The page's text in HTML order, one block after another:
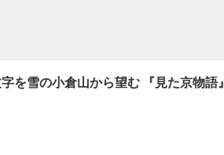
を雪の小倉山から望む 『見た京物語